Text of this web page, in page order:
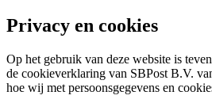
Privacy en cookies
Op het gebruik van deze website is
de cookieverklaring van SBPost B.V.
hoe wij met persoonsgegevens en